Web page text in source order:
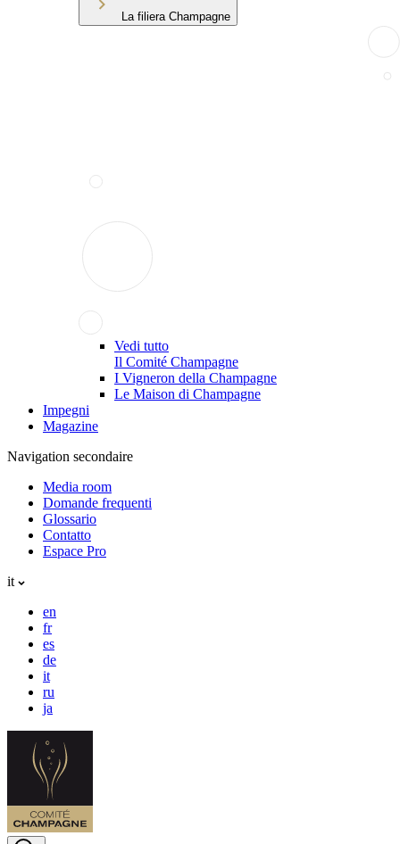
La filiera Champagne
Vedi tutto
Il Comité Champagne
I Vigneron della Champagne
Le Maison di Champagne
Impegni
Magazine
Navigation secondaire
Media room
Domande frequenti
Glossario
Contatto
Espace Pro
it
en
fr
es
de
it
ru
ja